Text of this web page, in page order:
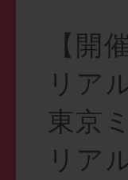
【開
リア
東京
リア